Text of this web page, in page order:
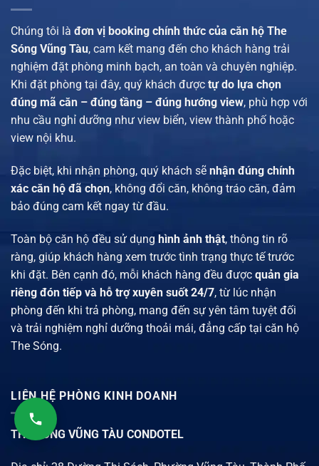
Chúng tôi là đơn vị booking chính thức của căn hộ The
Sóng Vũng Tàu, cam kết mang đến cho khách hàng trải
nghiệm đặt phòng minh bạch, an toàn và chuyên nghiệp.
Khi đặt phòng tại đây, quý khách được tự do lựa chọn
đúng mã căn – đúng tầng – đúng hướng view, phù hợp với
nhu cầu nghỉ dưỡng như view biển, view thành phố hoặc
view nội khu.
Đặc biệt, khi nhận phòng, quý khách sẽ nhận đúng chính
xác căn hộ đã chọn, không đổi căn, không tráo căn, đảm
bảo đúng cam kết ngay từ đầu.
Toàn bộ căn hộ đều sử dụng hình ảnh thật, thông tin rõ
ràng, giúp khách hàng xem trước tình trạng thực tế trước
khi đặt. Bên cạnh đó, mỗi khách hàng đều được quản gia
riêng đón tiếp và hỗ trợ xuyên suốt 24/7, từ lúc nhận
phòng đến khi trả phòng, mang đến sự yên tâm tuyệt đối
và trải nghiệm nghỉ dưỡng thoải mái, đẳng cấp tại căn hộ
The Sóng.
LIÊN HỆ PHÒNG KINH DOANH
THE SÓNG VŨNG TÀU CONDOTEL